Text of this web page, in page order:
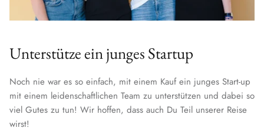
Unterstütze ein junges Startup
Noch nie war es so einfach, mit einem Kauf ein junges Start-up
mit einem leidenschaftlichen Team zu unterstützen und dabei so
viel Gutes zu tun! Wir hoffen, dass auch Du Teil unserer Reise
wirst!